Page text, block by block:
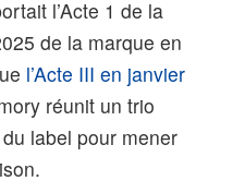
l’Acte 1 de la
de la marque en
l’Acte III en janvier
réunit un trio
label pour mener